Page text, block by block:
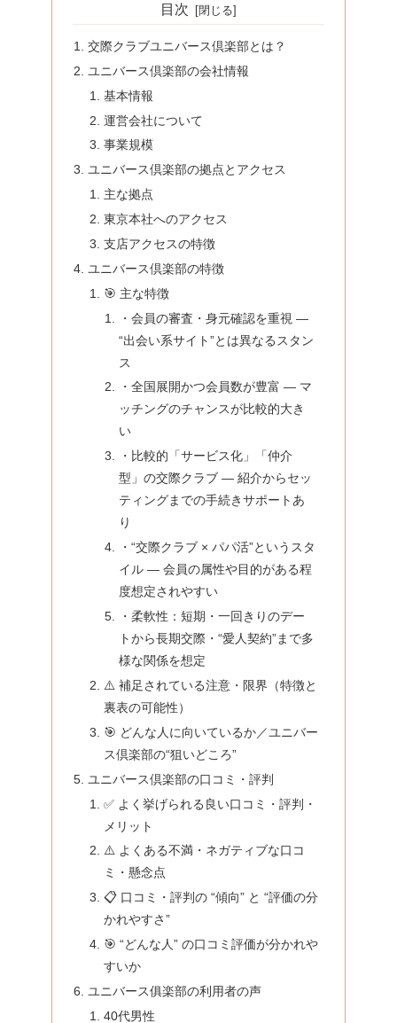
目次
交際クラブユニバース倶楽部とは？
ユニバース倶楽部の会社情報
基本情報
運営会社について
事業規模
ユニバース倶楽部の拠点とアクセス
主な拠点
東京本社へのアクセス
支店アクセスの特徴
ユニバース倶楽部の特徴
🎯 主な特徴
・会員の審査・身元確認を重視 —
“出会い系サイト”とは異なるスタン
ス
・全国展開かつ会員数が豊富 — マ
ッチングのチャンスが比較的大き
い
・比較的「サービス化」「仲介
型」の交際クラブ — 紹介からセッ
ティングまでの手続きサポートあ
り
・“交際クラブ × パパ活”というスタ
イル — 会員の属性や目的がある程
度想定されやすい
・柔軟性：短期・一回きりのデー
トから長期交際・“愛人契約”まで多
様な関係を想定
⚠️ 補足されている注意・限界（特徴と
裏表の可能性）
🎯 どんな人に向いているか／ユニバー
ス倶楽部の“狙いどころ”
ユニバース倶楽部の口コミ・評判
✅ よく挙げられる良い口コミ・評判・
メリット
⚠️ よくある不満・ネガティブな口コ
ミ・懸念点
📋 口コミ・評判の “傾向” と “評価の分
かれやすさ”
🎯 “どんな人” の口コミ評価が分かれや
すいか
ユニバース俱楽部の利用者の声
40代男性